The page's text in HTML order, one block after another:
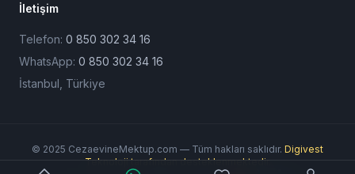
İletişim
Telefon: 0 850 302 34 16
WhatsApp: 0 850 302 34 16
İstanbul, Türkiye
© 2025 CezaevineMektup.com — Tüm hakları saklıdır. Digivest
Teknoloji tarafından desteklenmektedir.